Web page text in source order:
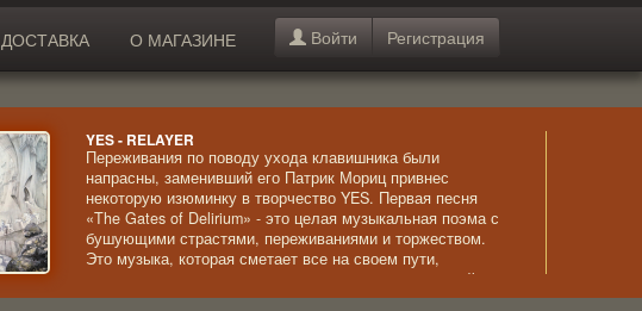
ДОСТАВКА О МАГАЗИНЕ Войти Регистрация
YES - RELAYER
Переживания по поводу ухода клавишника были
напрасны, заменивший его Патрик Мориц привнес
некоторую изюминку в творчество YES. Первая песня
«The Gates of Delirium» - это целая музыкальная поэма с
бушующими страстями, переживаниями и торжеством.
Это музыка, которая сметает все на своем пути,
игнорируя любые препятствия и увлекая слушателей в
другой мир – мир чудных музыкальных звуков,